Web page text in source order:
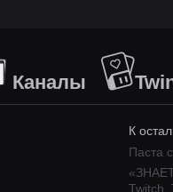
Каналы
К
Паста
«
Twitch.